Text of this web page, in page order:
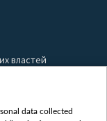
властей
data collected